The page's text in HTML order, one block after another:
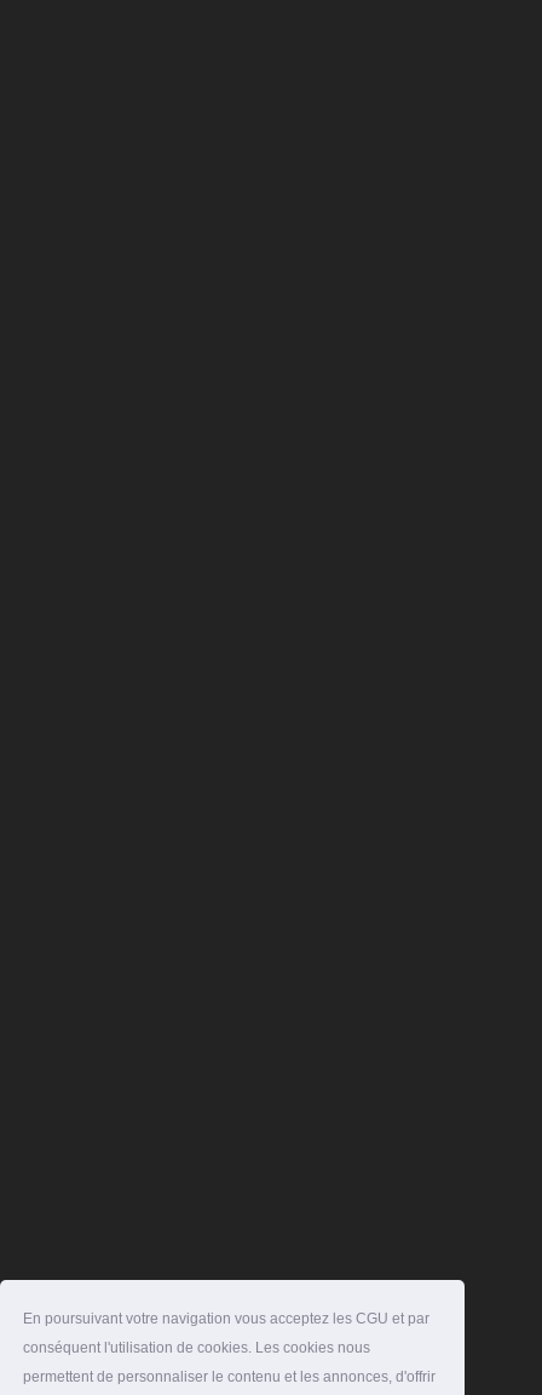
En poursuivant votre navigation vous acceptez les CGU et par
conséquent l'utilisation de cookies. Les cookies nous
permettent de personnaliser le contenu et les annonces, d'offrir